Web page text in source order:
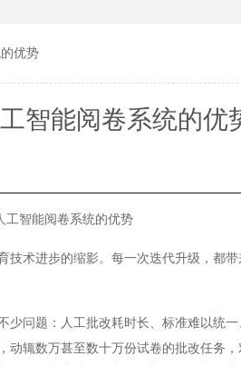
优势
智能阅卷系统的优
工智能阅卷系统的优势
术进步的缩影。每一次迭代升级，都带
问题：人工批改耗时长、标准难以统一
辄数万甚至数十万份试卷的批改任务